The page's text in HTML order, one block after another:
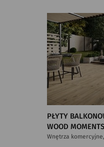
PŁYTY
WOOD
Wnętrza